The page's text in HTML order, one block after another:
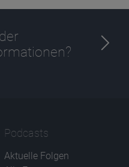
Podcasts
Aktuelle Folgen